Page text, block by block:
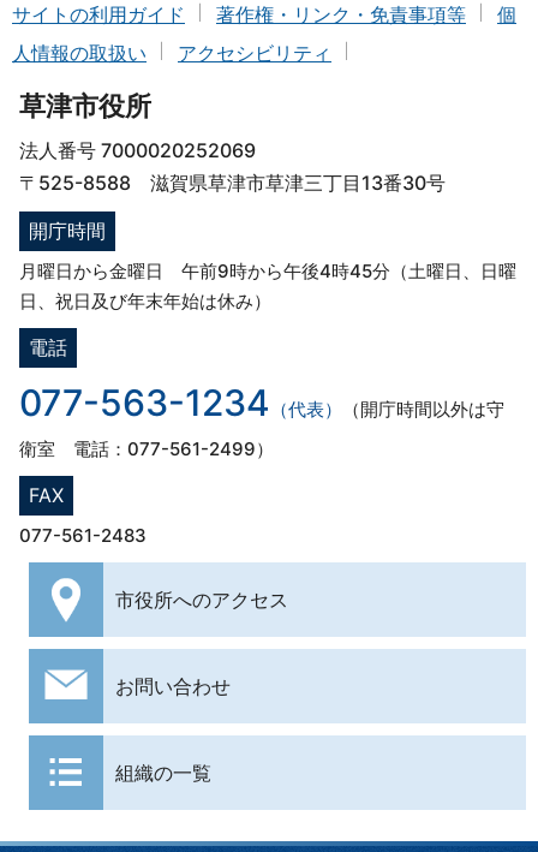
サイトの利用ガイド 著作権・リンク・免責事項等
個
人情報の取扱い
アクセシビリティ
草津市役所
法人番号 7000020252069
〒525-8588 滋賀県草津市草津三丁目13番30号
開庁時間
月曜日から金曜日 午前9時から午後4時45分（土曜日、日曜
日、祝日及び年末年始は休み）
電話
077-563-1234 （代表）
（開庁時間以外は守
衛室 電話：077-561-2499）
FAX
077-561-2483
市役所へのアクセス
お問い合わせ
組織の一覧